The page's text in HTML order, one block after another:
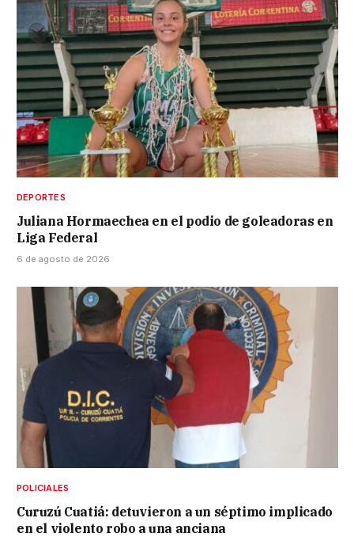
DEPORTES
Juliana Hormaechea en el podio de goleadoras en
Liga Federal
6 de agosto de 2026
POLICIALES
Curuzú Cuatiá: detuvieron a un séptimo implicado
en el violento robo a una anciana